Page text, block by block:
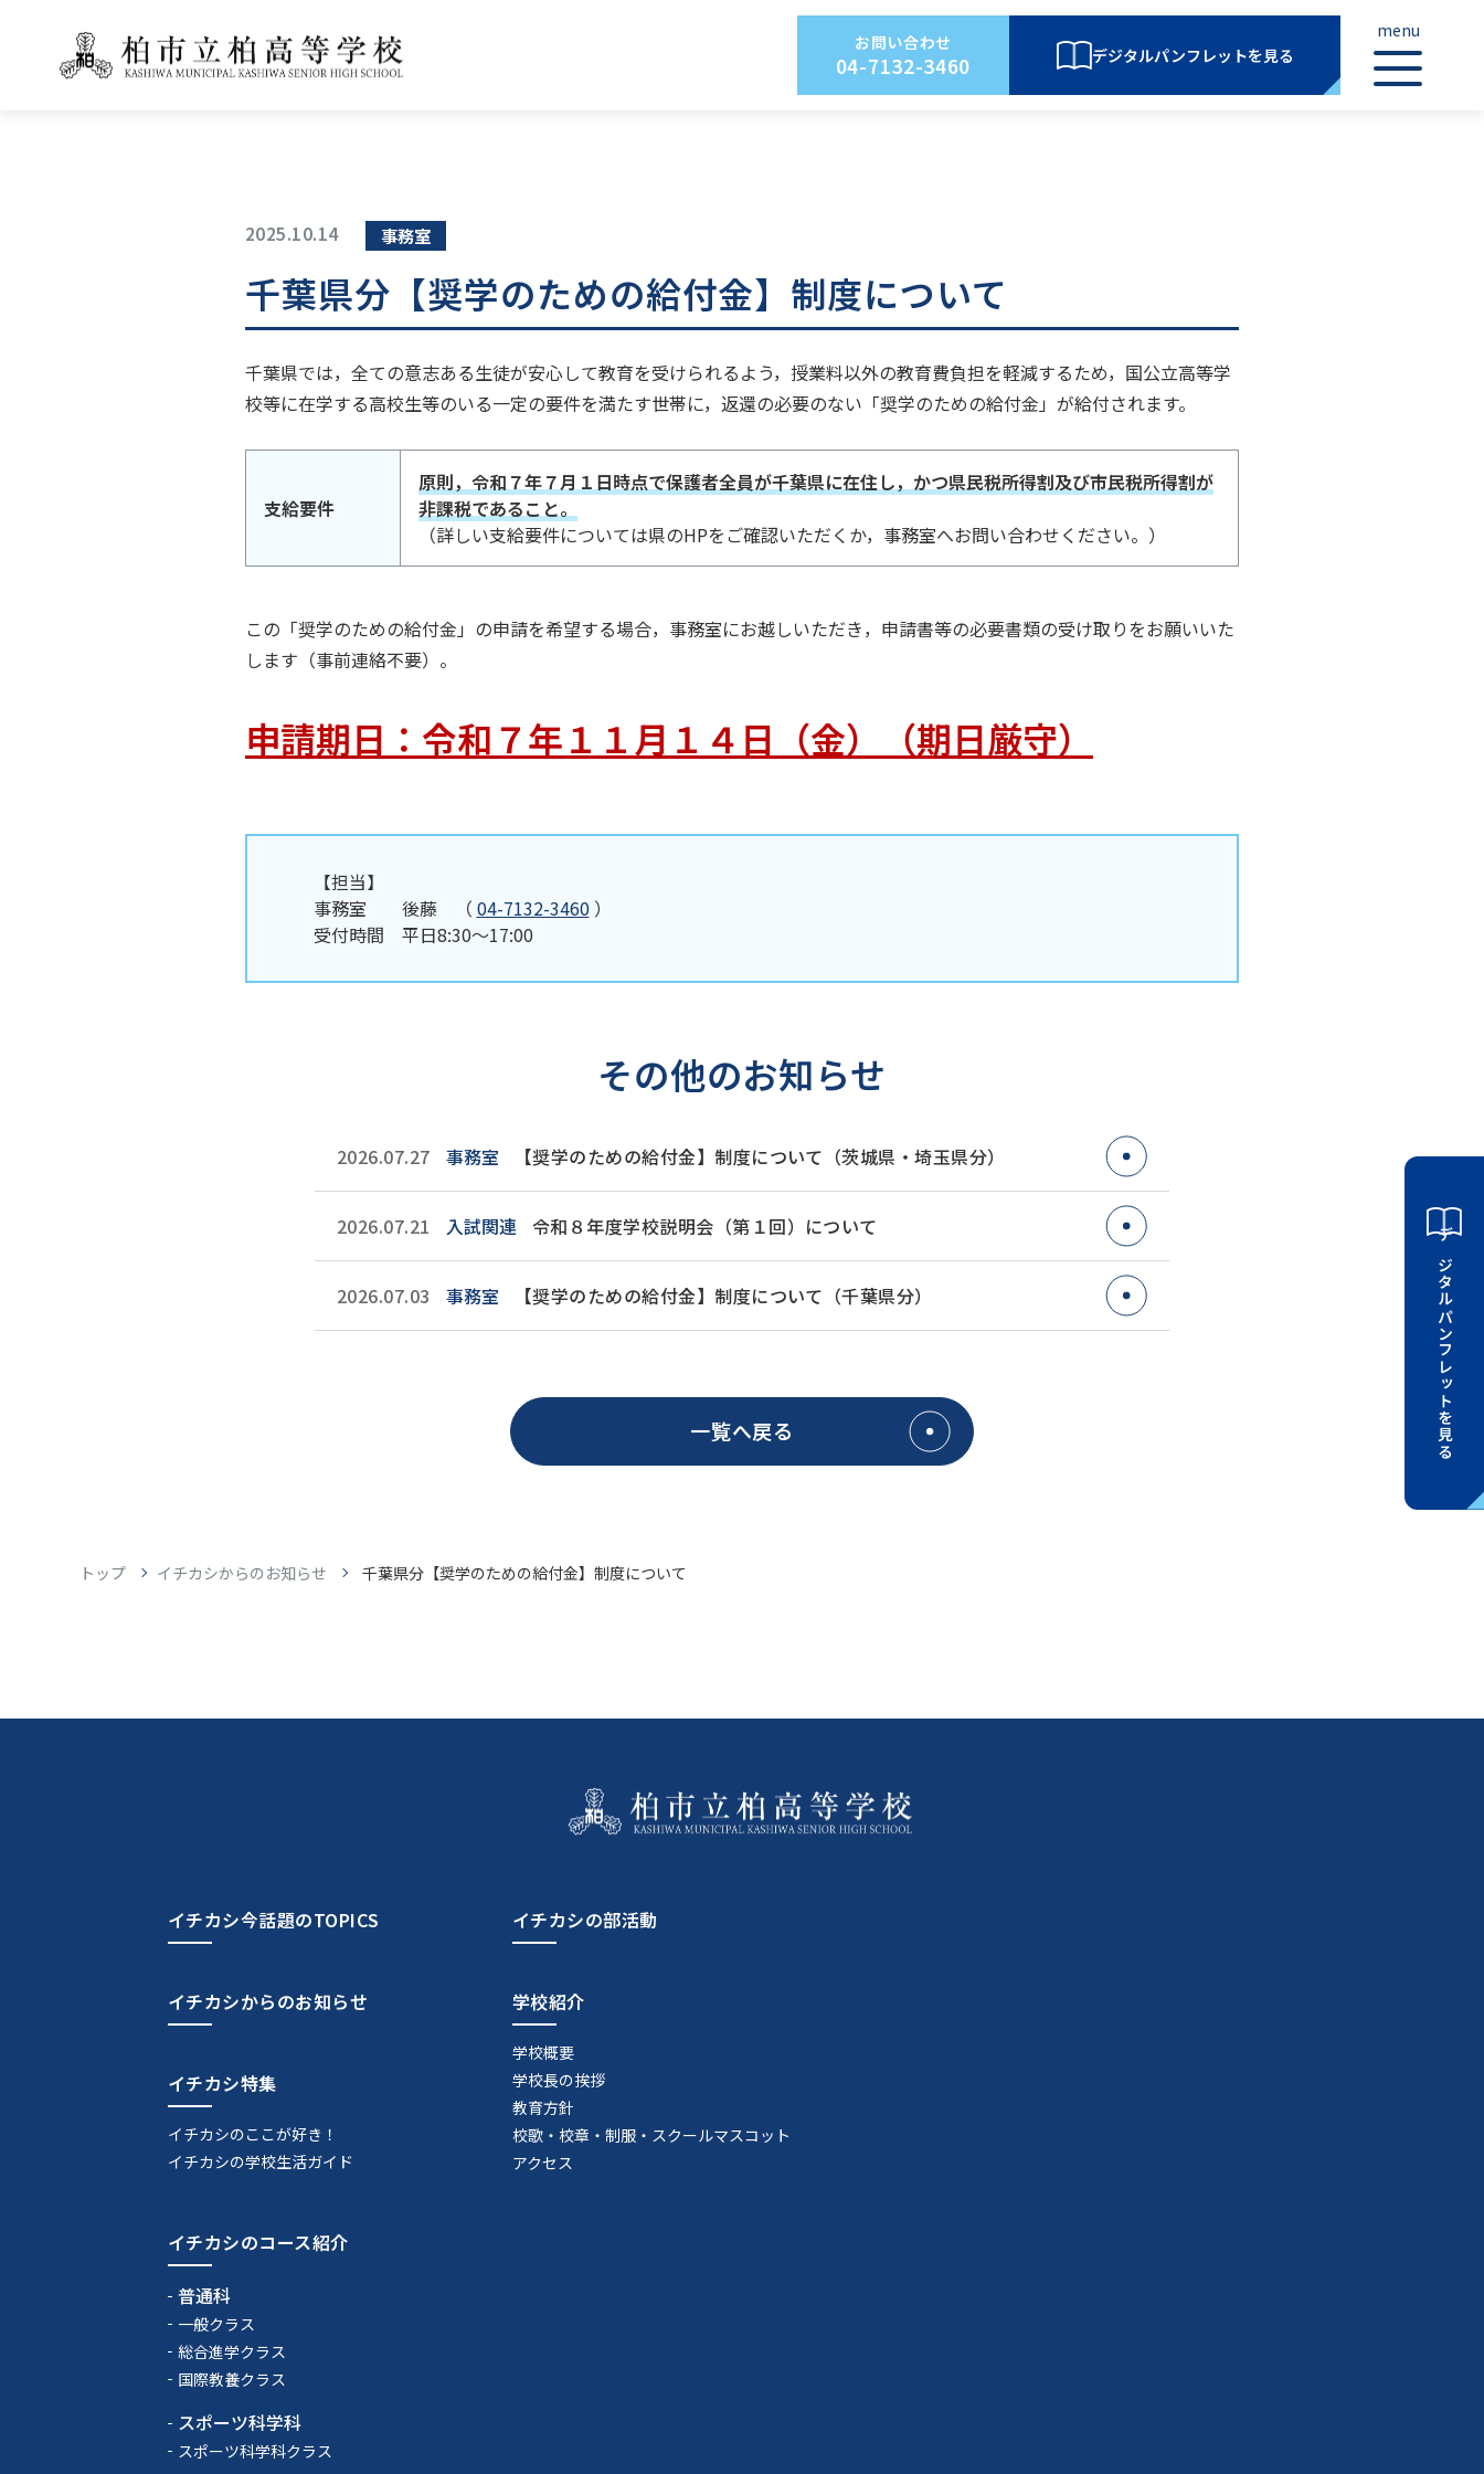
お問い合わせ
04-7132-3460 デジタルパンフレットを見る
menu
2025.10.14 事務室
千葉県分【奨学のための給付金】制度について
千葉県では，全ての意志ある生徒が安心して教育を受けられるよう，授業料以外の教育費負担を軽減するため，国公立高等学
校等に在学する高校生等のいる一定の要件を満たす世帯に，返還の必要のない「奨学のための給付金」が給付されます。
支給要件
原則，令和７年７月１日時点で保護者全員が千葉県に在住し，かつ県民税所得割及び市民税所得割が
非課税であること。
（詳しい支給要件については県のHPをご確認いただくか，事務室へお問い合わせください。）
この「奨学のための給付金」の申請を希望する場合，事務室にお越しいただき，申請書等の必要書類の受け取りをお願いいた
します（事前連絡不要）。
申請期日：令和７年１１月１４日（金）（期日厳守）
【担当】
事務室 後藤 （ 04-7132-3460）
受付時間 平日8:30～17:00
その他のお知らせ
2026.07.27 事務室 【奨学のための給付金】制度について（茨城県・埼玉県分）
2026.07.21 入試関連 令和８年度学校説明会（第１回）について
2026.07.03 事務室 【奨学のための給付金】制度について（千葉県分）
一覧へ戻る
トップ イチカシからのお知らせ 千葉県分【奨学のための給付金】制度について
イチカシ今話題のTOPICS
イチカシからのお知らせ
イチカシ特集
イチカシのここが好き！
イチカシの学校生活ガイド
イチカシのコース紹介
普通科
一般クラス
総合進学クラス
国際教養クラス
スポーツ科学科
スポーツ科学科クラス
イチカシの部活動
学校紹介
学校概要
学校長の挨拶
教育方針
校歌・校章・制服・スクールマスコット
アクセス
デジタルパンフレットを見る